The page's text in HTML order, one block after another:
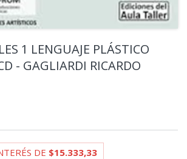
1 LENGUAJE PLÁSTICO
- GAGLIARDI RICARDO
DE $15.333,33